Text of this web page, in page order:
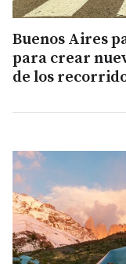
Buenos Aires
para crear
de los